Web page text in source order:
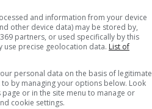
and information from your device
other device data) may be stored by,
partners, or used specifically by this
use precise geolocation data. List of
personal data on the basis of legitimate
by managing your options below. Look
or in the site menu to manage or
cookie settings.